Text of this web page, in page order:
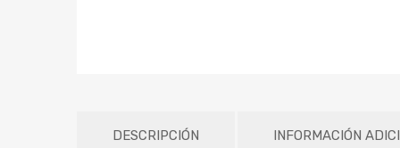
DESCRIPCIÓN INFORMACIÓN